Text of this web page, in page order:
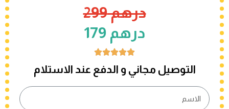
درهم 299
درهم 179





التوصيل مجاني و الدفع عند الاستلام